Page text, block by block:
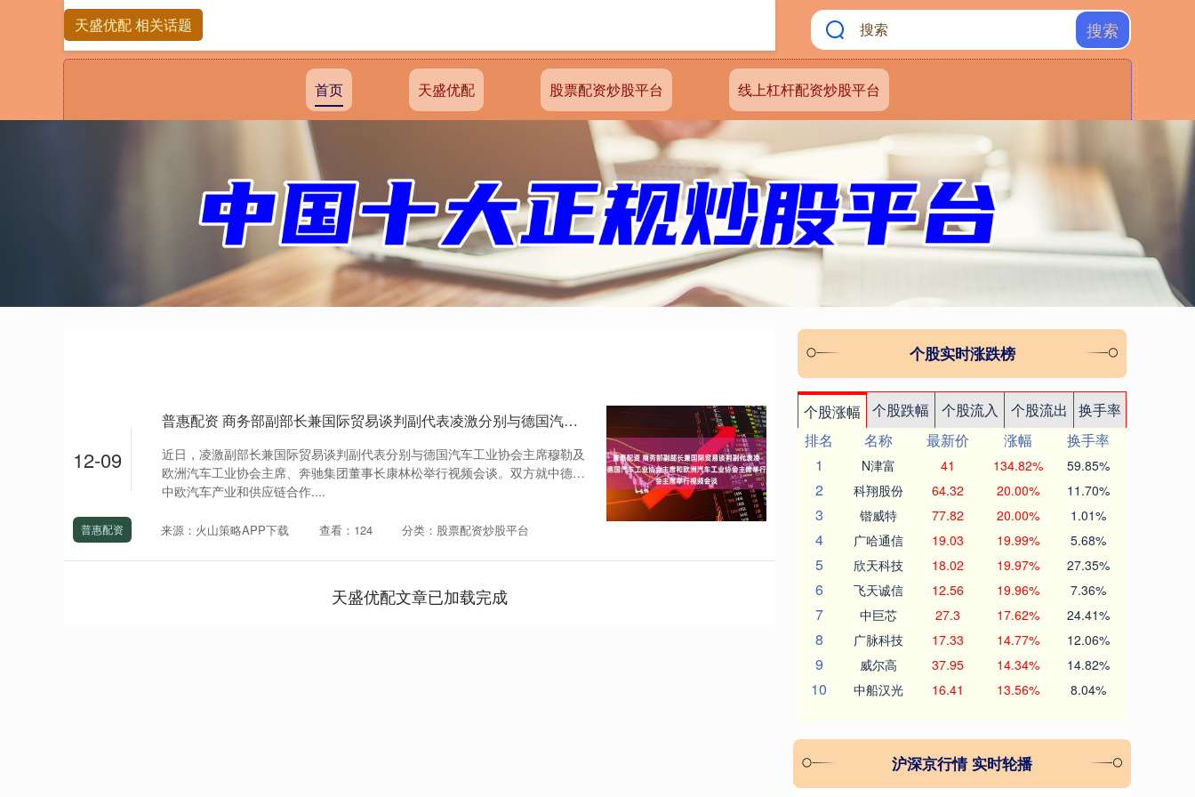
搜索
首页 天盛优配 股票配资炒股平台 线上杠杆配资炒股平台
天盛优配 相关话题
12-09
普惠配资 商务部副部长兼国际贸易谈判副代表凌激分别与德国汽车工业协会主席和欧洲汽车工业协会主席举行视频会谈
近日，凌激副部长兼国际贸易谈判副代表分别与德国汽车工业协会主席穆勒及
欧洲汽车工业协会主席、奔驰集团董事长康林松举行视频会谈。双方就中德和
中欧汽车产业和供应链合作....
普惠配资 来源：火山策略APP下载 查看：124 分类：股票配资炒股平台
天盛优配文章已加载完成
个股实时涨跌榜
个股涨幅 个股跌幅 个股流入 个股流出
换手率
排名
名称 最新价 涨幅
换手率
1
N津富 41 134.82% 59.85%
2 科翔股份 64.32 20.00% 11.70%
3 锴威特 77.82 20.00% 1.01%
4 广哈通信 19.03 19.99% 5.68%
5 欣天科技 18.02 19.97% 27.35%
6 飞天诚信 12.56 19.96% 7.36%
7 中巨芯 27.3 17.62% 24.41%
8 广脉科技 17.33 14.77% 12.06%
9 威尔高 37.95 14.34% 14.82%
10 中船汉光 16.41 13.56% 8.04%
沪深京行情 实时轮播